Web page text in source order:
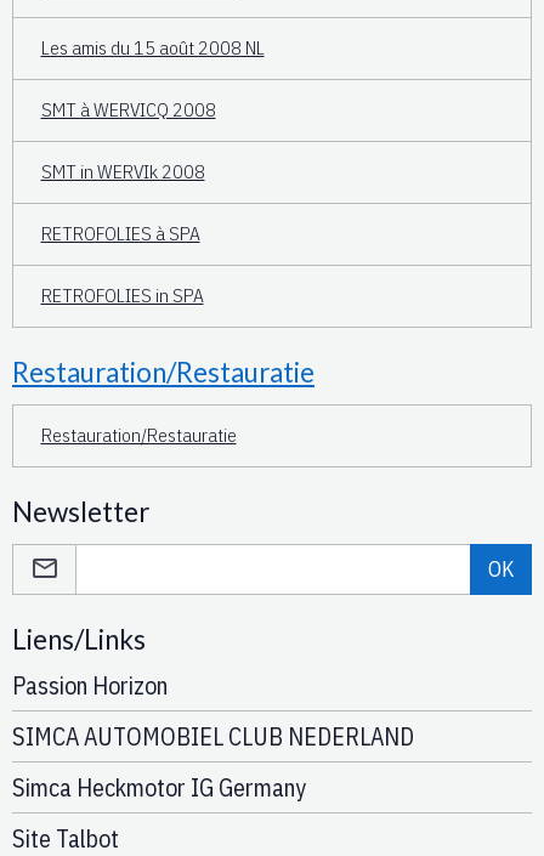
Les amis du 15 août 2008 NL
SMT à WERVICQ 2008
SMT in WERVIk 2008
RETROFOLIES à SPA
RETROFOLIES in SPA
Restauration/Restauratie
Restauration/Restauratie
Newsletter
OK
Liens/Links
Passion Horizon
SIMCA AUTOMOBIEL CLUB NEDERLAND
Simca Heckmotor IG Germany
Site Talbot